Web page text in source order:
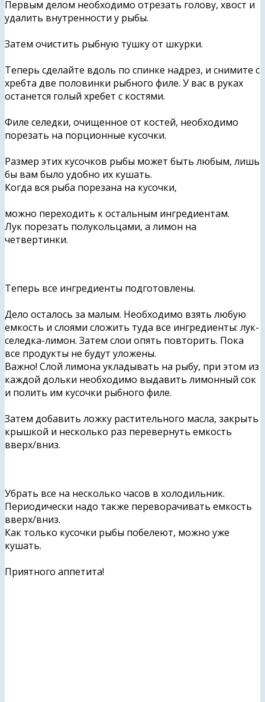
Первым делом необходимо отрезать голову, хвост и
удалить внутренности у рыбы.
Затем очистить рыбную тушку от шкурки.
Теперь сделайте вдоль по спинке надрез, и снимите с
хребта две половинки рыбного филе. У вас в руках
останется голый хребет с костями.
Филе селедки, очищенное от костей, необходимо
порезать на порционные кусочки.
Размер этих кусочков рыбы может быть любым, лишь
бы вам было удобно их кушать.
Когда вся рыба порезана на кусочки,
можно переходить к остальным ингредиентам.
Лук порезать полукольцами, а лимон на
четвертинки.
Теперь все ингредиенты подготовлены.
Дело осталось за малым. Необходимо взять любую
емкость и слоями сложить туда все ингредиенты: лук-
селедка-лимон. Затем слои опять повторить. Пока
все продукты не будут уложены.
Важно! Слой лимона укладывать на рыбу, при этом из
каждой дольки необходимо выдавить лимонный сок
и полить им кусочки рыбного филе.
Затем добавить ложку растительного масла, закрыть
крышкой и несколько раз перевернуть емкость
вверх/вниз.
Убрать все на несколько часов в холодильник.
Периодически надо также переворачивать емкость
вверх/вниз.
Как только кусочки рыбы побелеют, можно уже
кушать.
Приятного аппетита!